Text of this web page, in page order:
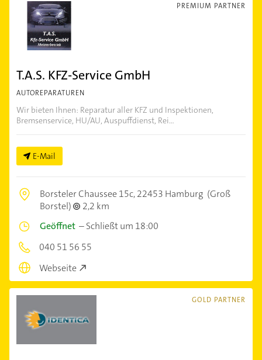
PREMIUM PARTNER
T.A.S. KFZ-Service GmbH
AUTOREPARATUREN
Wir bieten Ihnen: Reparatur aller KFZ und Inspektionen,
Bremsenservice, HU/AU, Auspuffdienst, Rei...
E-Mail
Borsteler Chaussee 15c,22453 Hamburg (Groß
Borstel)
2,2 km
Geöffnet –Schließt um 18:00
040 51 56 55
Webseite
GOLD PARTNER